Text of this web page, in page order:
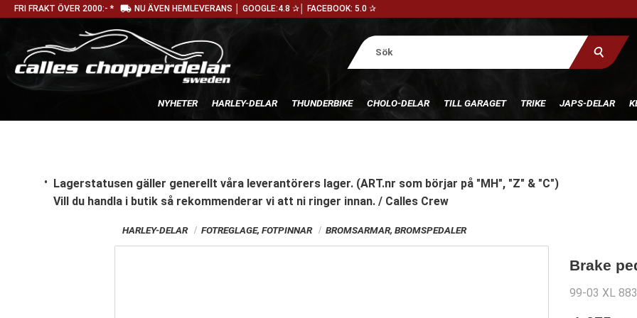
FRI FRAKT ÖVER 2000:- * local_shipping NU ÄVEN HEMLEVERANS │ GOOGLE:4.8 ✰│ FACEBOOK: 5.0 ✰
NYHETER HARLEY-DELAR THUNDERBIKE CHOLO-DELAR TILL GARAGET TRIKE JAPS-DELAR
Lagerstatusen gäller generellt våra leverantörers lager. (ART.nr som börjar på "MH", "Z" & "C")
Vill du handla i butik så rekommenderar vi att ni ringer innan. / Calles Crew
HARLEY-DELAR FOTREGLAGE, FOTPINNAR BROMSARMAR, BROMSPEDALER
Brake
99-03 XL